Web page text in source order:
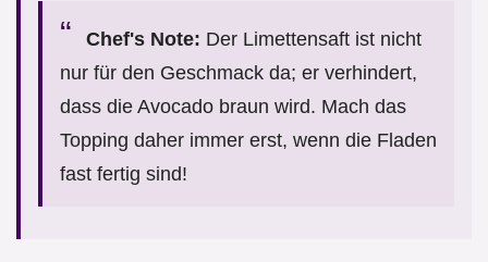
Chef's Note: Der Limettensaft ist nicht
nur für den Geschmack da; er verhindert,
dass die Avocado braun wird. Mach das
Topping daher immer erst, wenn die Fladen
fast fertig sind!